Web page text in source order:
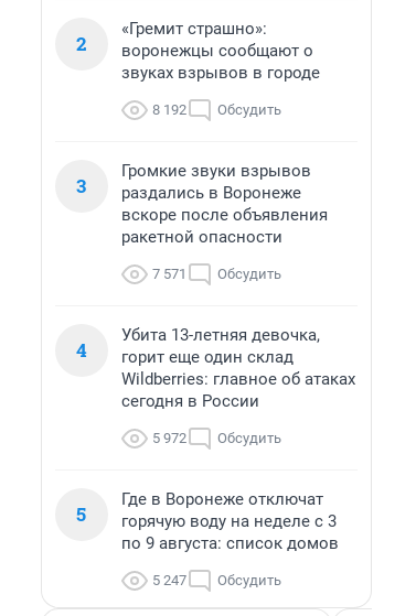
2
«Гремит страшно»:
воронежцы сообщают о
звуках взрывов в городе
8 192 Обсудить
3
Громкие звуки взрывов
раздались в Воронеже
вскоре после объявления
ракетной опасности
7 571 Обсудить
4
Убита 13-летняя девочка,
горит еще один склад
Wildberries: главное об атаках
сегодня в России
5 972 Обсудить
5
Где в Воронеже отключат
горячую воду на неделе с 3
по 9 августа: список домов
5 247 Обсудить